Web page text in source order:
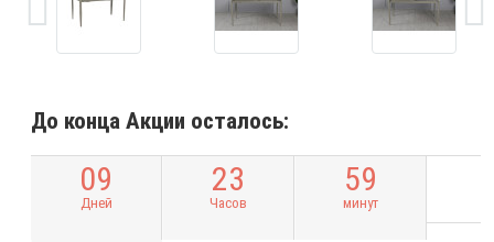
До конца Акции осталось:
09
Дней
23
Часов
59
минут